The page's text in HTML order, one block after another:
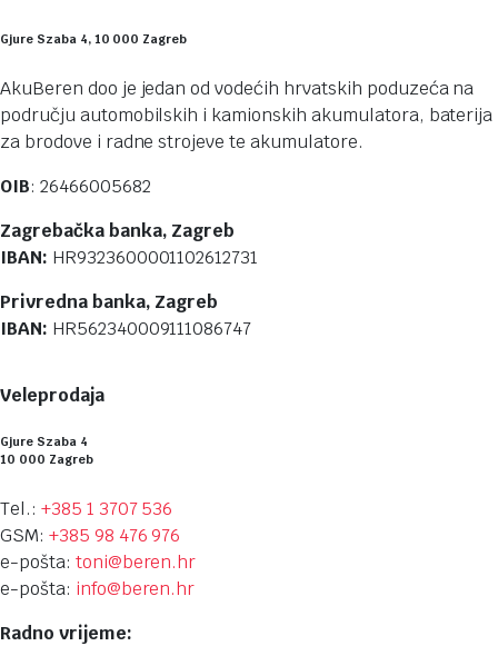
Gjure Szaba 4, 10 000 Zagreb
AkuBeren doo je jedan od vodećih hrvatskih poduzeća na
području automobilskih i kamionskih akumulatora, baterija
za brodove i radne strojeve te akumulatore.
OIB: 26466005682
Zagrebačka banka, Zagreb
IBAN: HR9323600001102612731
Privredna banka, Zagreb
IBAN: HR562340009111086747
Veleprodaja
Gjure Szaba 4
10 000 Zagreb
Tel.: +385 1 3707 536
GSM: +385 98 476 976
e-pošta: toni@beren.hr
e-pošta: info@beren.hr
Radno vrijeme: